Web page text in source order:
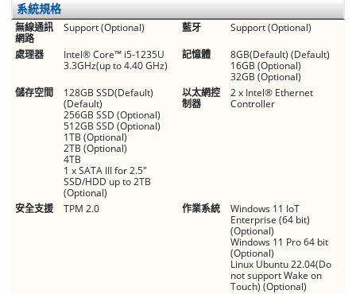
系統規格
無線通訊
網路
Support (Optional) 藍牙
Support (Optional)
處理器
Intel® Core™ i5-1235U
3.3GHz(up to 4.40 GHz)
記憶體
8GB(Default) (Default)
16GB (Optional)
32GB (Optional)
儲存空間
128GB SSD(Default)
(Default)
256GB SSD (Optional)
512GB SSD (Optional)
1TB (Optional)
2TB (Optional)
4TB
1 x SATA III for 2.5"
SSD/HDD up to 2TB
(Optional)
以太網控
制器
2 x Intel® Ethernet
Controller
安全支援 TPM 2.0 作業系統
Windows 11 IoT
Enterprise (64 bit)
(Optional)
Windows 11 Pro 64 bit
(Optional)
Linux Ubuntu 22.04(Do
not support Wake on
Touch) (Optional)